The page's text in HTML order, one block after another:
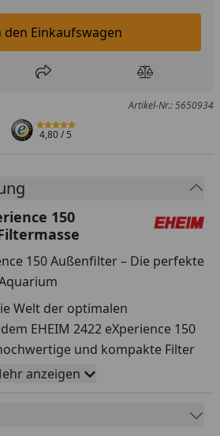
In den Einkaufswagen legen
den Einkaufswagen
Wunschliste hinzufügen
Teilen Produkt
Artikel-Nr.: 5650934
4,80/ 5
150
150 Außenfilter – Die perfekte
Welt der optimalen
EHEIM 2422 eXperience 150
und kompakte Filter
um Aquarien bis 150 Liter
zu reinigen, und überzeugt
und innovative Technik.
anzeigen